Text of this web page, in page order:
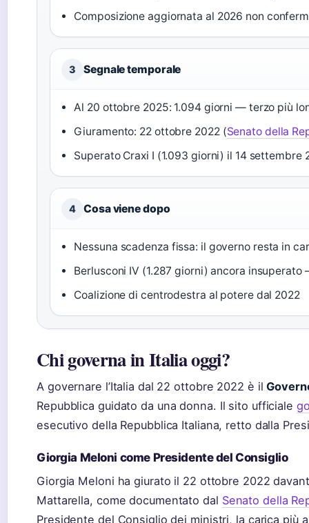
Composizione aggiornata al 2026 non
3 Segnale temporale
Al 20 ottobre 2025: 1.094 giorni — terzo più
Giuramento: 22 ottobre 2022 (Senato della
Superato Craxi I (1.093 giorni) il 14 settembre
4 Cosa viene dopo
Nessuna scadenza fissa: il governo resta in
Berlusconi IV (1.287 giorni) ancora
Coalizione di centrodestra al potere dal 2022
Chi governa in Italia oggi?
A governare l’Italia dal 22 ottobre 2022 è il
Repubblica guidato da una donna. Il sito ufficiale
esecutivo della Repubblica Italiana, retto dalla
Giorgia Meloni come Presidente del Consiglio
Giorgia Meloni ha giurato il 22 ottobre 2022
Mattarella, come documentato dal Senato della
Presidente del Consiglio dei ministri, la carica più